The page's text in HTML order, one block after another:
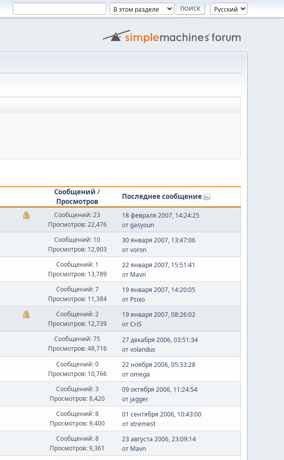
Сообщений /
Просмотров
Последнее сообщение
Сообщений: 23
Просмотров: 22,476
18 февраля 2007, 14:24:25
отgasyoun
Сообщений: 10
Просмотров: 12,903
30 января 2007, 13:47:06
отvoron
Сообщений: 1
Просмотров: 13,789
22 января 2007, 15:51:41
от Mavn
Сообщений: 7
Просмотров: 11,384
19 января 2007, 14:20:05
от Psixo
Сообщений: 2
Просмотров: 12,739
19 января 2007, 08:26:02
отCriS
Сообщений: 75
Просмотров: 48,716
27 декабря 2006, 03:51:34
отvolandus
Сообщений: 0
Просмотров: 10,766
22 ноября 2006, 05:33:28
отomega
Сообщений: 3
Просмотров: 8,420
09 октября 2006, 11:24:54
от jagger
Сообщений: 8
Просмотров: 9,400
01 сентября 2006, 10:43:00
отxtremest
Сообщений: 8
Просмотров: 9,361
23 августа 2006, 23:09:14
от Mavn